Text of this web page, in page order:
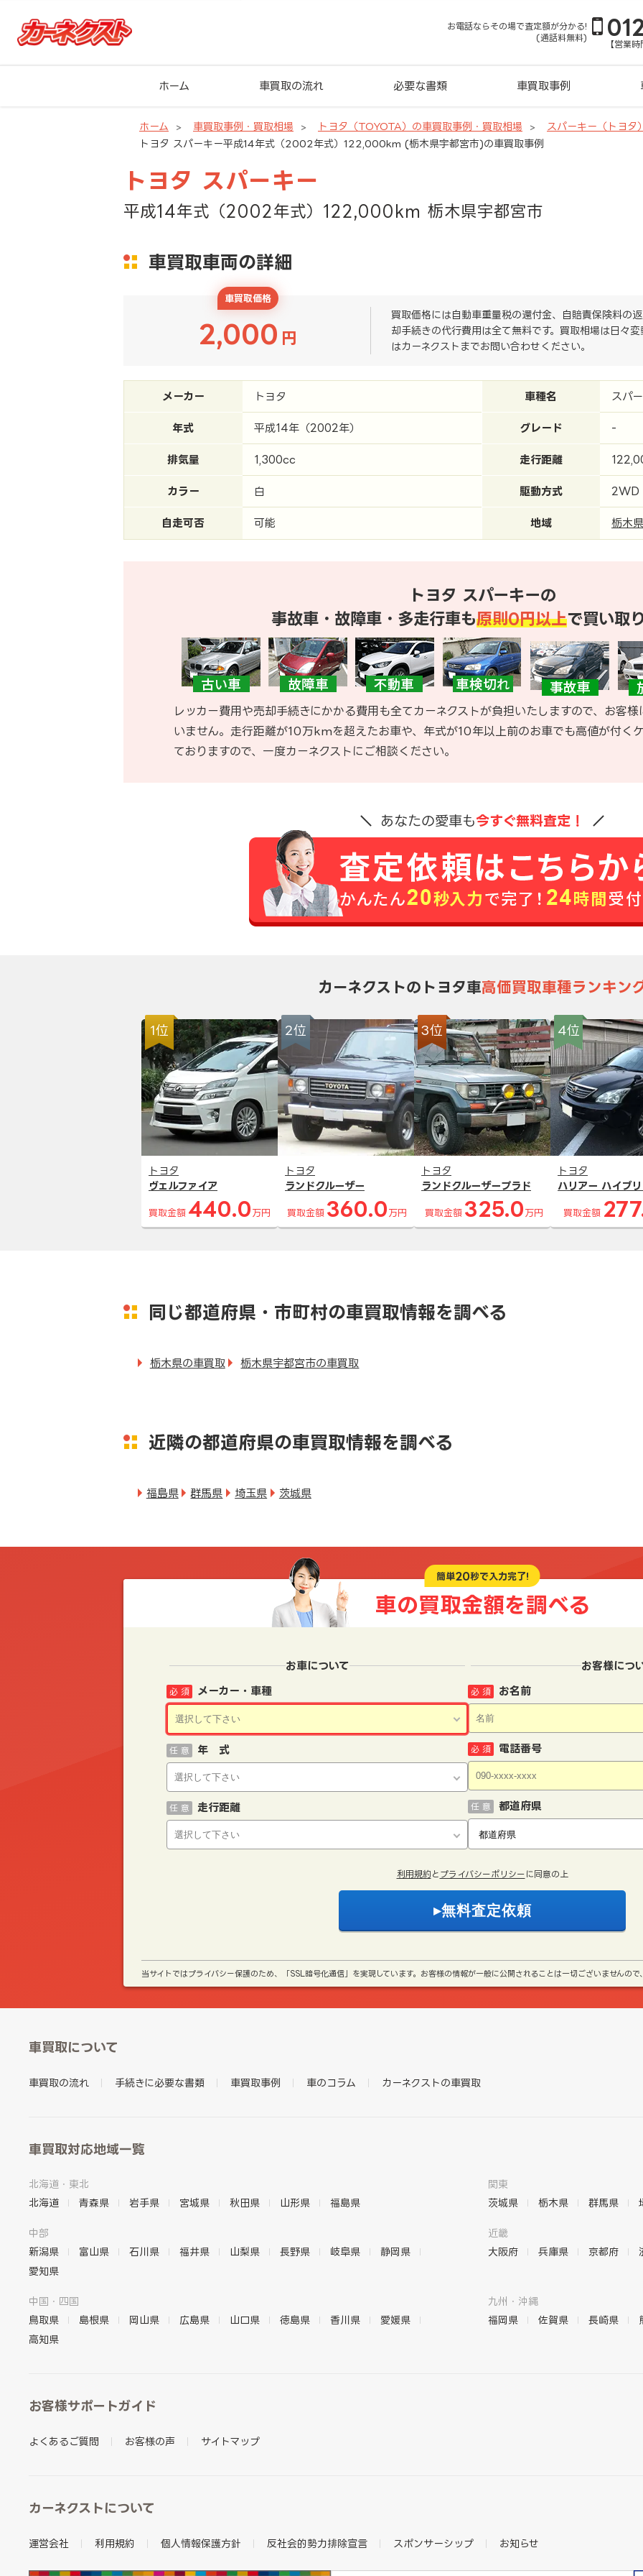
お電話ならその場で査定額が分かる!
(通話料無料)
【営業
ホーム 車買取の流れ 必要な書類 車買取事例
ホーム 車買取事例・買取相場 トヨタ（TOYOTA）の車買取事例・買取相場
スパーキー（トヨタ
トヨタ スパーキー平成14年式（2002年式）122,000km (栃木県宇都宮市)の車買取事例
トヨタ スパーキー
平成14年式（2002年式）122,000km 栃木県宇都宮市
車買取車両の詳細
車買取価格
2,000 円
買取価格には自動車重量税の還付金、自賠責保険料の
却手続きの代行費用は全て無料です。買取相場は日々
はカーネクストまでお問い合わせください。
メーカー トヨタ 車種名 スパ
年式 平成14年（2002年） グレード -
排気量 1,300cc 走行距離
カラー 白 駆動方式 2WD
自走可否 可能 地域 栃木県
トヨタ スパーキーの
事故車・故障車・多走行車も原則0円以上で買い取
レッカー費用や売却手続きにかかる費用も全てカーネクストが負担いたしますので、お客
いません。走行距離が10万kmを超えたお車や、年式が10年以上前のお車でも高値が付く
ておりますので、一度カーネクストにご相談ください。
あなたの愛車も今すぐ無料査定！
カーネクストのトヨタ車高価買取車種ランキン
1位
トヨタ
ヴェルファイア
買取金額 440.0 万円
2位
トヨタ
ランドクルーザー
買取金額 360.0 万円
3位
トヨタ
ランドクルーザープラド
買取金額 325.0 万円
4位
トヨタ
ハリアー ハイブ
買取金額
同じ都道府県・市町村の車買取情報を調べる
栃木県の車買取 栃木県宇都宮市の車買取
近隣の都道府県の車買取情報を調べる
福島県 群馬県 埼玉県 茨城県
簡単20秒で入力完了!
車の買取金額を調べる
お車について
メーカー・車種
必 須
年 式
任 意
走行距離
任 意
お客様につ
お名前
必 須
電話番号
必 須
都道府県
任 意
利用規約 と プライバシーポリシー に同意の上
当サイトではプライバシー保護のため、「SSL暗号化通信」を実現しています。お客様の情報が一般に公開されることは一切ございませんの
車買取について
車買取の流れ 手続きに必要な書類 車買取事例 車のコラム カーネクストの車買取
車買取対応地域一覧
北海道・東北
北海道
青森県 岩手県 宮城県 秋田県 山形県 福島県
関東
茨城県
栃木県 群馬県
中部
新潟県
富山県 石川県 福井県 山梨県 長野県 岐阜県
静岡県
愛知県
近畿
大阪府
兵庫県 京都府
中国・四国
鳥取県
島根県 岡山県 広島県 山口県 徳島県 香川県
愛媛県
高知県
九州・沖縄
福岡県
佐賀県 長崎県
お客様サポートガイド
よくあるご質問 お客様の声 サイトマップ
カーネクストについて
運営会社 利用規約 個人情報保護方針 反社会的勢力排除宣言 スポンサーシップ お知らせ